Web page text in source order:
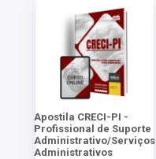
Apostila CRECI-PI -
Profissional de Suporte
Administrativo/Serviços
Administrativos